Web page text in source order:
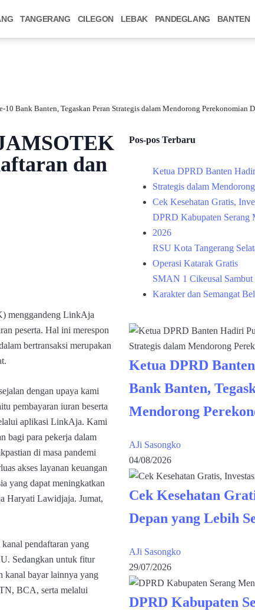
TANGERANG CILEGON LEBAK PANDEGLANG BANTEN
Bank Banten, Tegaskan Peran Strategis dalam Mendorong Perekonomian
dan
menggandeng LinkAja
peserta. Hal ini merespon
bertransaksi merupakan
dengan upaya kami
pembayaran iuran beserta
aplikasi LinkAja. Kami
bagi para pekerja dalam
di masa pandemi
akses layanan keuangan
yang dapat meningkatkan
Haryati Lawidjaja. Jumat,
pendaftaran yang
Sedangkan untuk fitur
kanal bayar lainnya yang
BCA, serta melalui
Pos-pos Terbaru
Ketua DPRD Banten
Strategis dalam
Cek Kesehatan Gratis,
DPRD Kabupaten Serang
2026
RSU Kota Tangerang
Operasi Katarak Gratis
SMAN 1 Cikeusal
Karakter dan Semangat
Ketua DPRD
Bank Banten,
Mendorong
AJi Sasongko
04/08/2026
Cek Kesehatan
Depan yang Lebih
AJi Sasongko
29/07/2026
DPRD Kabupaten